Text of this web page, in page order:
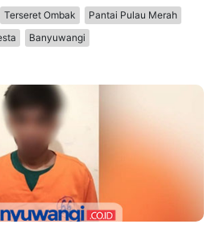
Terseret Ombak
Pantai Pulau Merah
Banyuwangi